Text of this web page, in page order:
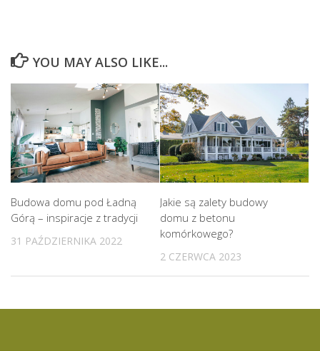
YOU MAY ALSO LIKE...
Budowa domu pod Ładną
Górą – inspiracje z tradycji
31 PAŹDZIERNIKA 2022
Jakie są zalety budowy
domu z betonu
komórkowego?
2 CZERWCA 2023